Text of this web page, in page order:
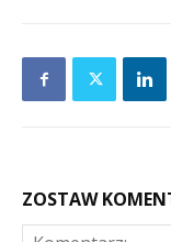
ZOSTAW